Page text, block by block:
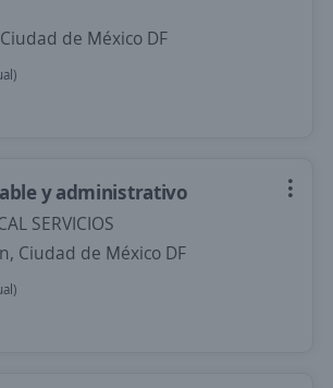
de México DF
y administrativo
SERVICIOS
Ciudad de México DF